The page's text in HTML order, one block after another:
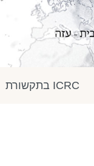
ICRC בתקשורת